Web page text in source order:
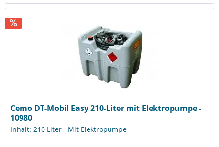
Cemo DT-Mobil Easy 210-Liter mit Elektropumpe -
10980
Inhalt: 210 Liter - Mit Elektropumpe